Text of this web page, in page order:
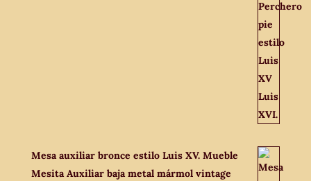
Mesa auxiliar bronce estilo Luis XV. Mueble
Mesita Auxiliar baja metal mármol vintage